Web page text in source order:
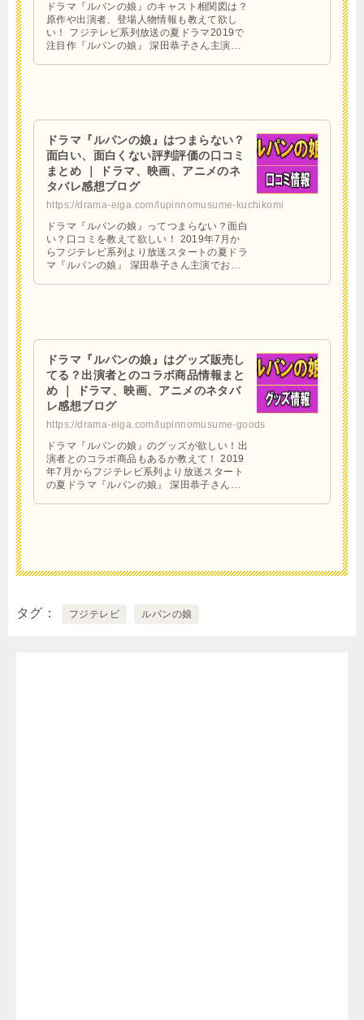
ドラマ『ルパンの娘』のキャスト相関図は？
原作や出演者、登場人物情報も教えて欲し
い！ フジテレビ系列放送の夏ドラマ2019で
注目作『ルパンの娘』 深田恭子さん主演で
ドラマ『ルパンの娘』はつまらない？
面白い、面白くない評判評価の口コミ
まとめ ｜ ドラマ、映画、アニメのネ
タバレ感想ブログ
https://drama-eiga.com/lupinnomusume-kuchikomi
ドラマ『ルパンの娘』ってつまらない？面白
い？口コミを教えて欲しい！ 2019年7月か
らフジテレビ系列より放送スタートの夏ドラ
マ『ルパンの娘』 深田恭子さん主演でおく
ドラマ『ルパンの娘』はグッズ販売し
てる？出演者とのコラボ商品情報まと
め ｜ ドラマ、映画、アニメのネタバ
レ感想ブログ
https://drama-eiga.com/lupinnomusume-goods
ドラマ『ルパンの娘』のグッズが欲しい！出
演者とのコラボ商品もあるか教えて！ 2019
年7月からフジテレビ系列より放送スタート
の夏ドラマ『ルパンの娘』 深田恭子さん主
タグ フジテレビ ルパンの娘